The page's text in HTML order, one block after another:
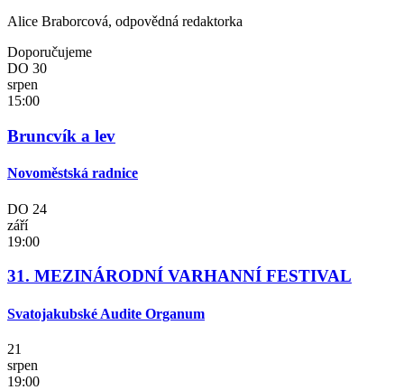
Alice Braborcová, odpovědná redaktorka
Doporučujeme
DO 30
srpen
15:00
Bruncvík a lev
Novoměstská radnice
DO 24
září
19:00
31. MEZINÁRODNÍ VARHANNÍ FESTIVAL
Svatojakubské Audite Organum
21
srpen
19:00